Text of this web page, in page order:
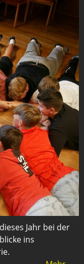
Jahr bei der
ins